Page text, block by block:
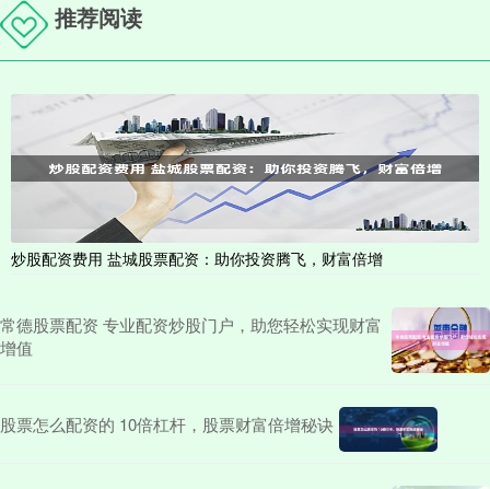
推荐阅读
炒股配资费用 盐城股票配资：助你投资腾飞，财富倍增
常德股票配资 专业配资炒股门户，助您轻松实现财富
增值
股票怎么配资的 10倍杠杆，股票财富倍增秘诀